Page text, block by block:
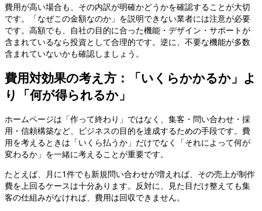
費用が高い場合も、その内訳が明確かどうかを確認することが大切
です。「なぜこの金額なのか」を説明できない業者には注意が必要
です。高額でも、自社の目的に合った機能・デザイン・サポートが
含まれているなら投資として合理的です。逆に、不要な機能が多数
含まれていないかも確認しましょう。
費用対効果の考え方：「いくらかかるか」よ
り「何が得られるか」
ホームページは「作って終わり」ではなく、集客・問い合わせ・採
用・信頼構築など、ビジネスの目的を達成するための手段です。費
用を考えるときは「いくら払うか」だけでなく「それによって何が
変わるか」を一緒に考えることが重要です。
たとえば、月に1件でも新規問い合わせが増えれば、その売上が制作
費を上回るケースは十分あります。反対に、見た目だけ整えても集
客の仕組みがなければ、費用は回収できません。